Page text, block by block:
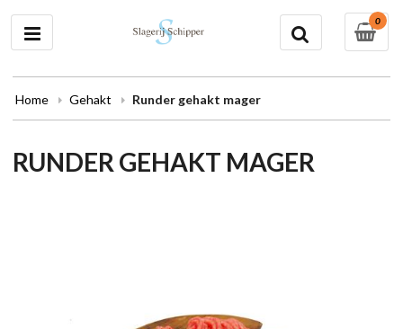
0
Home Gehakt Runder gehakt mager
RUNDER GEHAKT MAGER